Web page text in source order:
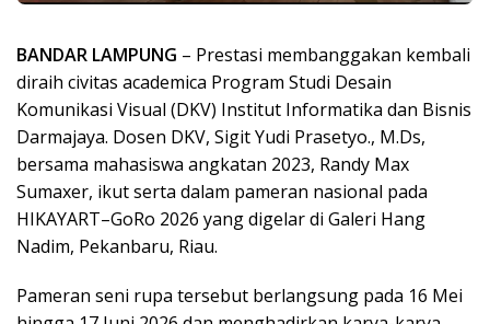
BANDAR LAMPUNG – Prestasi membanggakan kembali
diraih civitas academica Program Studi Desain
Komunikasi Visual (DKV) Institut Informatika dan Bisnis
Darmajaya. Dosen DKV, Sigit Yudi Prasetyo., M.Ds,
bersama mahasiswa angkatan 2023, Randy Max
Sumaxer, ikut serta dalam pameran nasional pada
HIKAYART–GoRo 2026 yang digelar di Galeri Hang
Nadim, Pekanbaru, Riau.
Pameran seni rupa tersebut berlangsung pada 16 Mei